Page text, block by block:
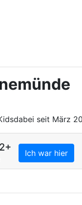
seit März
Ich war hier